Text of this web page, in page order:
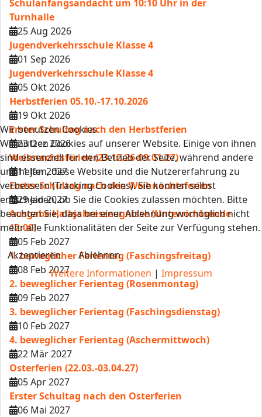
Schulanfangsandacht um 10:10 Uhr in der
Turnhalle
25 Aug 2026
Jugendverkehrsschule Klasse 4
01 Sep 2026
Jugendverkehrsschule Klasse 4
05 Okt 2026
Herbstferien 05.10.-17.10.2026
19 Okt 2026
Erster Schultag nach den Herbstferien
23 Dez 2026
Weihnachtsferien (23.12.26-09.01.27)
11 Jan 2027
Erster Schultag nach den Weihnachtsferien
29 Jan 2027
Ausgabe Halbjahreszeugnisse (Unterrichtsende
12:00)
05 Feb 2027
1. beweglicher Ferientag (Faschingsfreitag)
08 Feb 2027
2. beweglicher Ferientag (Rosenmontag)
09 Feb 2027
3. beweglicher Ferientag (Faschingsdienstag)
10 Feb 2027
4. beweglicher Ferientag (Aschermittwoch)
22 Mär 2027
Osterferien (22.03.-03.04.27)
05 Apr 2027
Erster Schultag nach den Osterferien
06 Mai 2027
Wir benutzen Cookies
Wir nutzen Cookies auf unserer Website. Einige von ihnen
sind essenziell für den Betrieb der Seite, während andere
uns helfen, diese Website und die Nutzererfahrung zu
verbessern (Tracking Cookies). Sie können selbst
entscheiden, ob Sie die Cookies zulassen möchten. Bitte
beachten Sie, dass bei einer Ablehnung womöglich nicht
mehr alle Funktionalitäten der Seite zur Verfügung stehen.
Akzeptieren
Ablehnen
Weitere Informationen | Impressum